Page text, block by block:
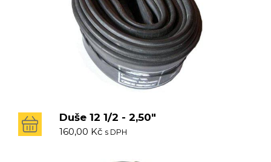
Duše 12 1/2 - 2,50"
160,00 Kč s DPH